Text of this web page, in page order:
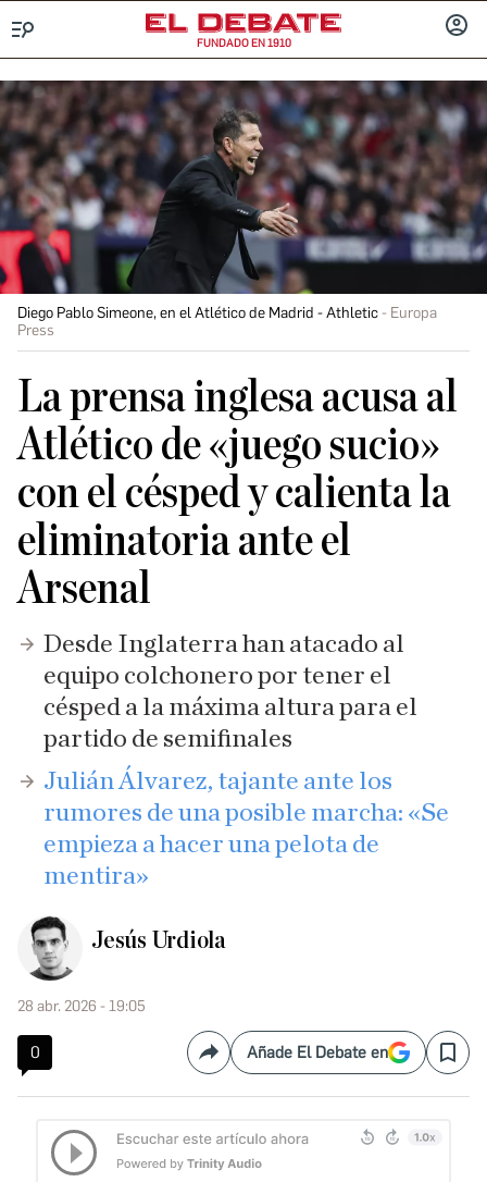
FUNDADO EN 1910
Diego Pablo Simeone, en el Atlético de Madrid - Athletic
Europa
Press
La prensa inglesa acusa al
Atlético de «juego sucio»
con el césped y calienta la
eliminatoria ante el
Arsenal
Desde Inglaterra han atacado al
equipo colchonero por tener el
césped a la máxima altura para el
partido de semifinales
Julián Álvarez, tajante ante los
rumores de una posible marcha: «Se
empieza a hacer una pelota de
mentira»
Jesús Urdiola
28 abr. 2026 - 19:05
0 CompartirAñade El Debate en Save